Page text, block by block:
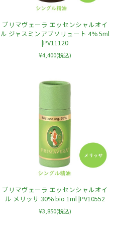
プリマヴェーラ エッセンシャルオイ
ル ジャスミンアブソリュート 4% 5ml
|PV11120
¥4,400(税込)
プリマヴェーラ エッセンシャルオイ
ル メリッサ 30% bio 1ml |PV10552
¥3,850(税込)